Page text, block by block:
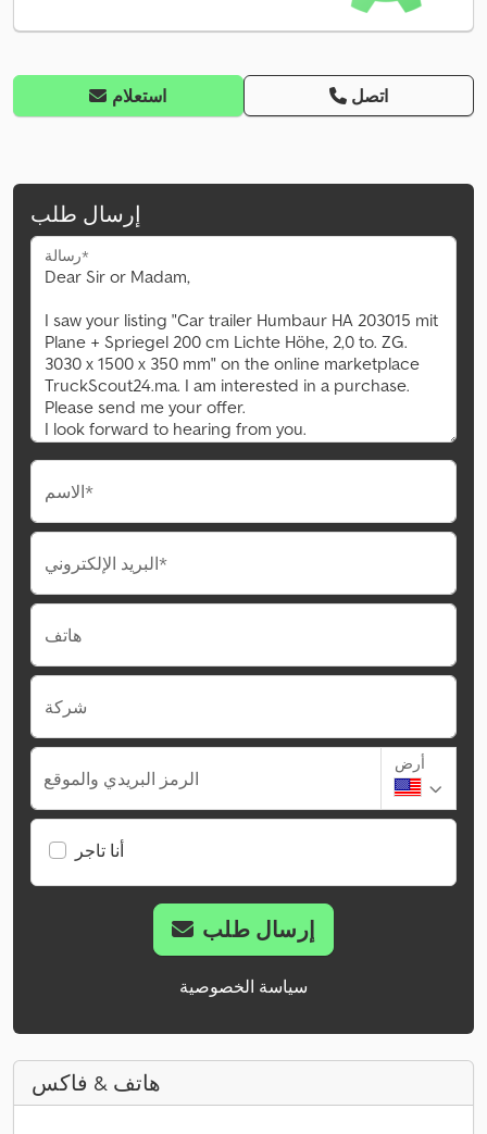
استعلام اتصل
إرسال طلب
رسالة*
الاسم*
البريد الإلكتروني*
هاتف
شركة
الرمز البريدي والموقع
أرض
أنا تاجر
إرسال طلب
سياسة الخصوصية
هاتف & فاكس